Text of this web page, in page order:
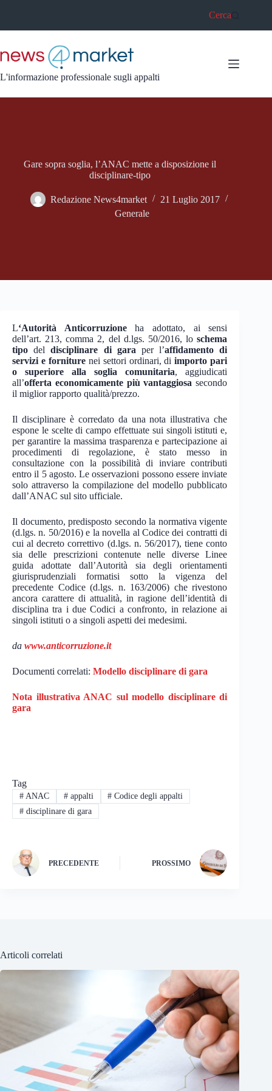
Cerca
L'informazione professionale sugli appalti
Gare sopra soglia, l’ANAC mette a disposizione il
disciplinare-tipo
Redazione News4market
21 Luglio 2017
Generale
L‘Autorità Anticorruzioneha adottato, ai sensi
dell’art. 213, comma 2, del d.lgs. 50/2016, loschema
tipodel disciplinare di gara per l’affidamento di
servizi e forniturenei settori ordinari, diimporto pari
o superiore alla soglia comunitaria, aggiudicati
all’offerta economicamente più vantaggiosa secondo
il miglior rapporto qualità/prezzo.
Il disciplinare è corredato da una nota illustrativa che
espone le scelte di campo effettuate sui singoli istituti e,
per garantire la massima trasparenza e partecipazione ai
procedimenti di regolazione, è stato messo in
consultazione con la possibilità di inviare contributi
entro il 5 agosto. Le osservazioni possono essere inviate
solo attraverso la compilazione del modello pubblicato
dall’ANAC sul sito ufficiale.
Il documento, predisposto secondo la normativa vigente
(d.lgs. n. 50/2016) e la novella al Codice dei contratti di
cui al decreto correttivo (d.lgs. n. 56/2017), tiene conto
sia delle prescrizioni contenute nelle diverse Linee
guida adottate dall’Autorità sia degli orientamenti
giurisprudenziali formatisi sotto la vigenza del
precedente Codice (d.lgs. n. 163/2006) che rivestono
ancora carattere di attualità, in ragione dell’identità di
disciplina tra i due Codici a confronto, in relazione ai
singoli istituti o a singoli aspetti dei medesimi.
da www.anticorruzione.it
Documenti correlati: Modello disciplinare di gara
Nota illustrativa ANAC sul modello disciplinare di
gara
Tag
#ANAC #appalti # Codice degli appalti
#disciplinare di gara
PRECEDENTE PROSSIMO
Articoli correlati